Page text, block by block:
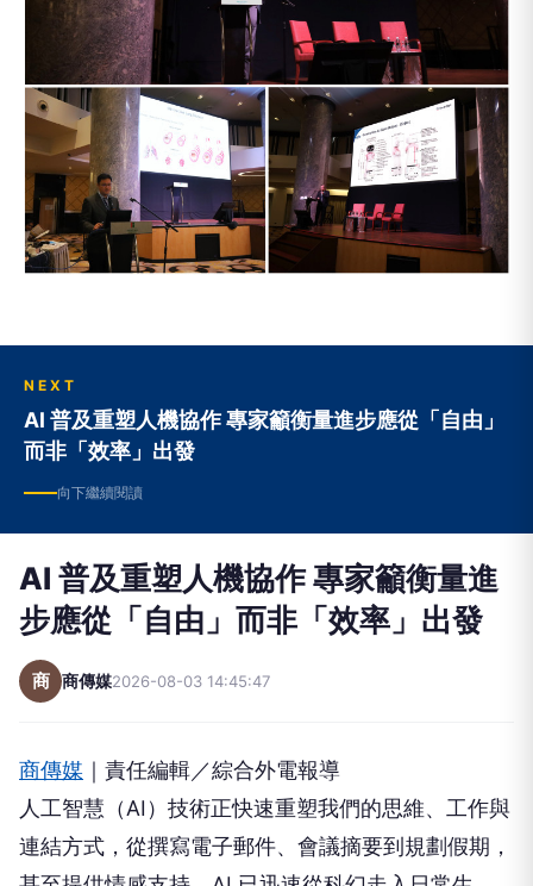
NEXT
AI 普及重塑人機協作 專家籲衡量進步應從「自由」
而非「效率」出發
向下繼續閱讀
AI 普及重塑人機協作 專家籲衡量進
步應從「自由」而非「效率」出發
商 商傳媒2026-08-03 14:45:47
商傳媒 ｜責任編輯／綜合外電報導
人工智慧（AI）技術正快速重塑我們的思維、工作與
連結方式，從撰寫電子郵件、會議摘要到規劃假期，